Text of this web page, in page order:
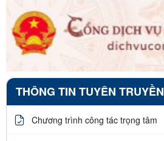
THÔNG TIN TUYÊN TRUYỀN
Chương trình công tác trọng tâm